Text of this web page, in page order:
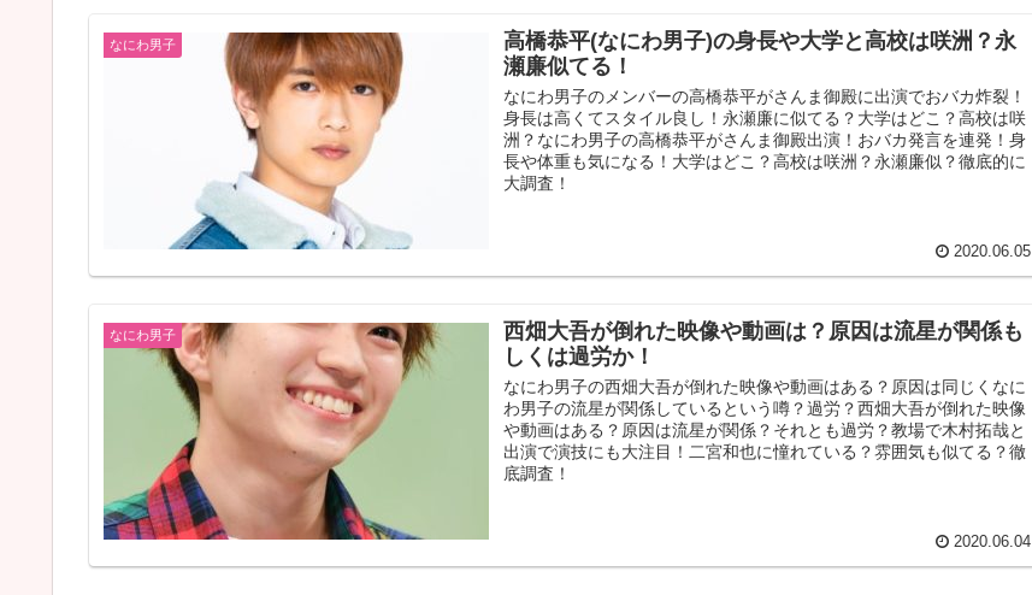
なにわ男子
高橋恭平(なにわ男子)の身長や大学と高校は咲洲？永
瀬廉似てる！
なにわ男子のメンバーの高橋恭平がさんま御殿に出演でおバカ炸裂！
身長は高くてスタイル良し！永瀬廉に似てる？大学はどこ？高校は咲
洲？なにわ男子の高橋恭平がさんま御殿出演！おバカ発言を連発！身
長や体重も気になる！大学はどこ？高校は咲洲？永瀬廉似？徹底的に
大調査！
2020.06.05
なにわ男子
西畑大吾が倒れた映像や動画は？原因は流星が関係も
しくは過労か！
なにわ男子の西畑大吾が倒れた映像や動画はある？原因は同じくなに
わ男子の流星が関係しているという噂？過労？西畑大吾が倒れた映像
や動画はある？原因は流星が関係？それとも過労？教場で木村拓哉と
出演で演技にも大注目！二宮和也に憧れている？雰囲気も似てる？徹
底調査！
2020.06.04